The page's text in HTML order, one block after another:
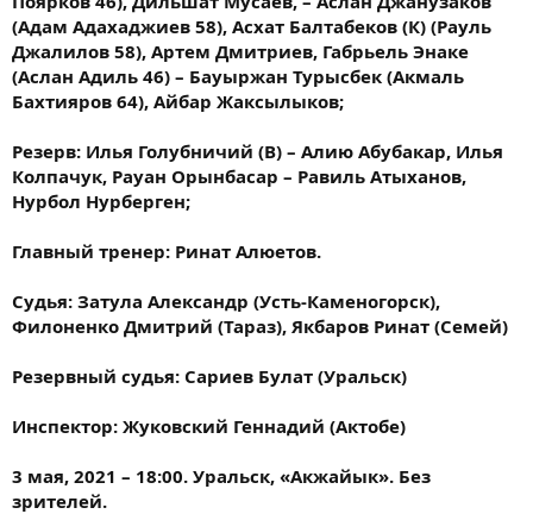
(Адам Адахаджиев 58), Асхат Балтабеков (К) (Рауль
Джалилов 58), Артем Дмитриев, Габрьель Энаке
(Аслан Адиль 46) – Бауыржан Турысбек (Акмаль
Бахтияров 64)​, Айбар Жаксылыков;
Резерв: Илья Голубничий (В) – Алию Абубакар, Илья
Колпачук, Рауан Орынбасар – Равиль Атыханов,
Нурбол Нурберген;
Главный тренер: Ринат Алюетов.
Судья: Затула Александр (Усть-Каменогорск),
Филоненко Дмитрий (Тараз), Якбаров Ринат (Семей)
Резервный судья: Сариев Булат (Уральск)
Инспектор: Жуковский Геннадий (Актобе)
3 мая, 2021 – 18:00. Уральск, «Акжайык». Без
зрителей.